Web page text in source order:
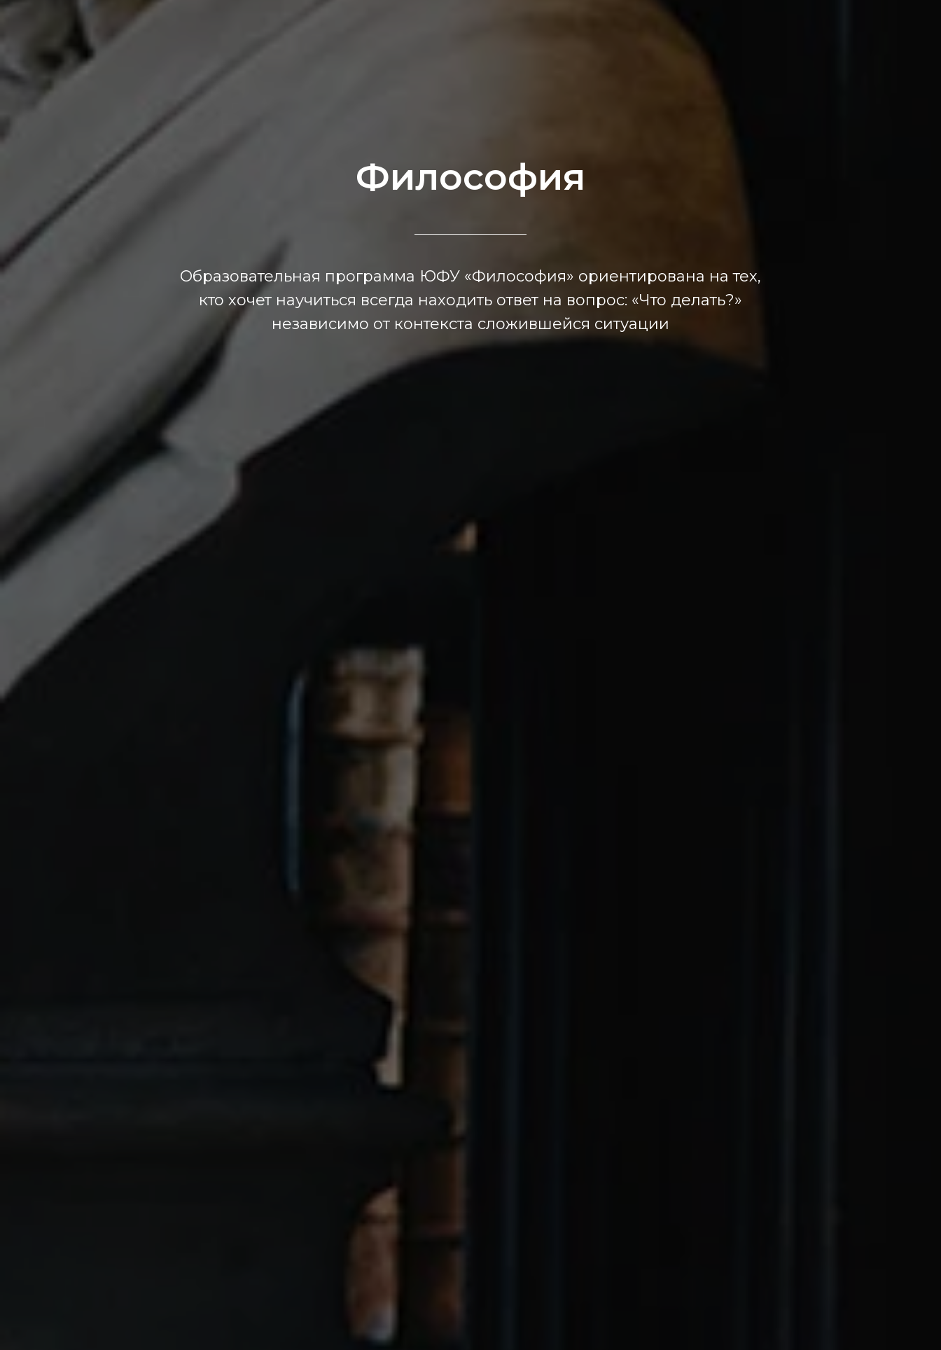
Философия
Образовательная программа ЮФУ «Философия» ориентирована на тех,
кто хочет научиться всегда находить ответ на вопрос: «Что делать?»
независимо от контекста сложившейся ситуации